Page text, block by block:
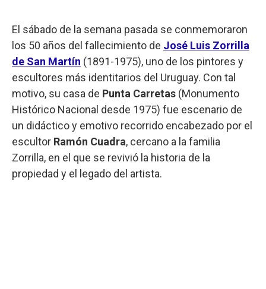
El sábado de la semana pasada se conmemoraron
los 50 años del fallecimiento de José Luis Zorrilla
de San Martín (1891-1975), uno de los pintores y
escultores más identitarios del Uruguay. Con tal
motivo, su casa de Punta Carretas (Monumento
Histórico Nacional desde 1975) fue escenario de
un didáctico y emotivo recorrido encabezado por el
escultor Ramón Cuadra, cercano a la familia
Zorrilla, en el que se revivió la historia de la
propiedad y el legado del artista.